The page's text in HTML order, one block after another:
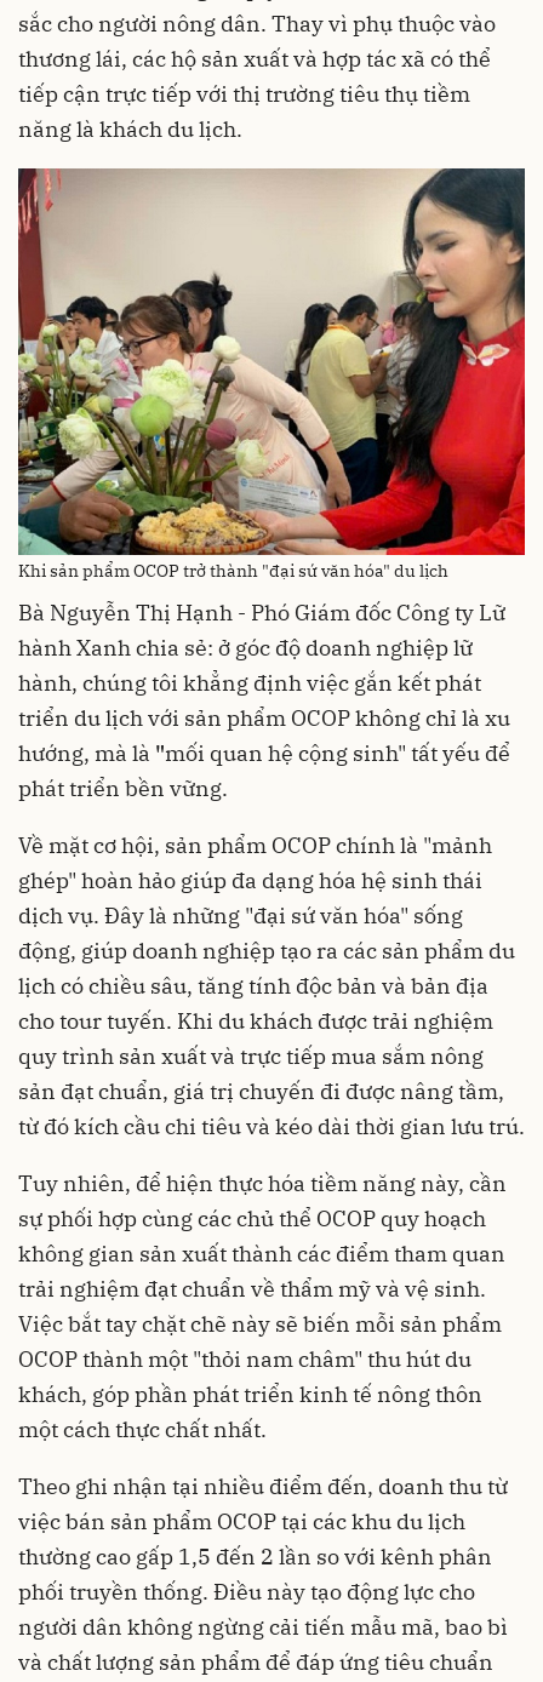
sắc cho người nông dân. Thay vì phụ thuộc vào
thương lái, các hộ sản xuất và hợp tác xã có thể
tiếp cận trực tiếp với thị trường tiêu thụ tiềm
năng là khách du lịch.
Khi sản phẩm OCOP trở thành "đại sứ văn hóa" du lịch
Bà Nguyễn Thị Hạnh - Phó Giám đốc Công ty Lữ
hành Xanh chia sẻ: ở góc độ doanh nghiệp lữ
hành, chúng tôi khẳng định việc gắn kết phát
triển du lịch với sản phẩm OCOP không chỉ là xu
hướng, mà là "mối quan hệ cộng sinh" tất yếu để
phát triển bền vững.
Về mặt cơ hội, sản phẩm OCOP chính là "mảnh
ghép" hoàn hảo giúp đa dạng hóa hệ sinh thái
dịch vụ. Đây là những "đại sứ văn hóa" sống
động, giúp doanh nghiệp tạo ra các sản phẩm du
lịch có chiều sâu, tăng tính độc bản và bản địa
cho tour tuyến. Khi du khách được trải nghiệm
quy trình sản xuất và trực tiếp mua sắm nông
sản đạt chuẩn, giá trị chuyến đi được nâng tầm,
từ đó kích cầu chi tiêu và kéo dài thời gian lưu trú.
Tuy nhiên, để hiện thực hóa tiềm năng này, cần
sự phối hợp cùng các chủ thể OCOP quy hoạch
không gian sản xuất thành các điểm tham quan
trải nghiệm đạt chuẩn về thẩm mỹ và vệ sinh.
Việc bắt tay chặt chẽ này sẽ biến mỗi sản phẩm
OCOP thành một "thỏi nam châm" thu hút du
khách, góp phần phát triển kinh tế nông thôn
một cách thực chất nhất.
Theo ghi nhận tại nhiều điểm đến, doanh thu từ
việc bán sản phẩm OCOP tại các khu du lịch
thường cao gấp 1,5 đến 2 lần so với kênh phân
phối truyền thống. Điều này tạo động lực cho
người dân không ngừng cải tiến mẫu mã, bao bì
và chất lượng sản phẩm để đáp ứng tiêu chuẩn